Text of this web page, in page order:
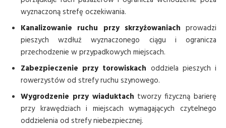
wyznaczoną strefę oczekiwania.
Kanalizowanie ruchu przy skrzyżowaniach prowadzi
pieszych wzdłuż wyznaczonego ciągu i ogranicza
przechodzenie w przypadkowych miejscach.
Zabezpieczenie przy torowiskach oddziela pieszych i
rowerzystów od strefy ruchu szynowego.
Wygrodzenie przy wiaduktach tworzy fizyczną barierę
przy krawędziach i miejscach wymagających czytelnego
oddzielenia od strefy niebezpiecznej.